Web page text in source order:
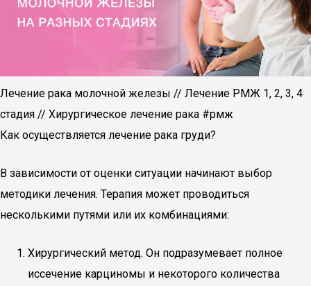
Лечение рака молочной железы // Лечение РМЖ 1, 2, 3, 4
стадия // Хирургическое лечение рака #рмж
Как осуществляется лечение рака груди?
В зависимости от оценки ситуации начинают выбор
методики лечения. Терапия может проводиться
несколькими путями или их комбинациями:
Хирургический метод. Он подразумевает полное
иссечение карциномы и некоторого количества